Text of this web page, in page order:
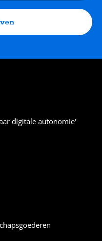
digitale autonomie'